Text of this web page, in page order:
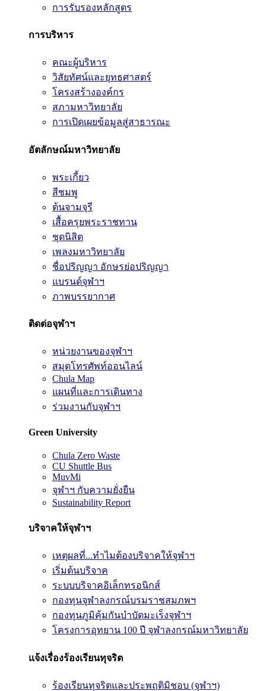
การรับรองหลักสูตร
การบริหาร
คณะผู้บริหาร
วิสัยทัศน์และยุทธศาสตร์
โครงสร้างองค์กร
สภามหาวิทยาลัย
การเปิดเผยข้อมูลสู่สาธารณะ
อัตลักษณ์มหาวิทยาลัย
พระเกี้ยว
สีชมพู
ต้นจามจุรี
เสื้อครุยพระราชทาน
ชุดนิสิต
เพลงมหาวิทยาลัย
ชื่อปริญญา อักษรย่อปริญญา
แบรนด์จุฬาฯ
ภาพบรรยากาศ
ติดต่อจุฬาฯ
หน่วยงานของจุฬาฯ
สมุดโทรศัพท์ออนไลน์
Chula Map
แผนที่และการเดินทาง
ร่วมงานกับจุฬาฯ
Green University
Chula Zero Waste
CU Shuttle Bus
MuvMi
จุฬาฯ กับความยั่งยืน
Sustainability Report
บริจาคให้จุฬาฯ
เหตุผลที่...ทำไมต้องบริจาคให้จุฬาฯ
เริ่มต้นบริจาค
ระบบบริจาคอิเล็กทรอนิกส์
กองทุนจุฬาลงกรณ์บรมราชสมภพฯ
กองทุนภูมิคุ้มกันบำบัดมะเร็งจุฬาฯ
โครงการอุทยาน 100 ปี จุฬาลงกรณ์มหาวิทยาลัย
แจ้งเรื่องร้องเรียนทุจริต
ร้องเรียนทุจริตและประพฤติมิชอบ (จุฬาฯ)